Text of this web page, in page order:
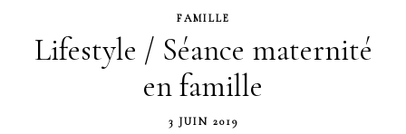
FAMILLE
Lifestyle / Séance maternité
en famille
3 JUIN 2019